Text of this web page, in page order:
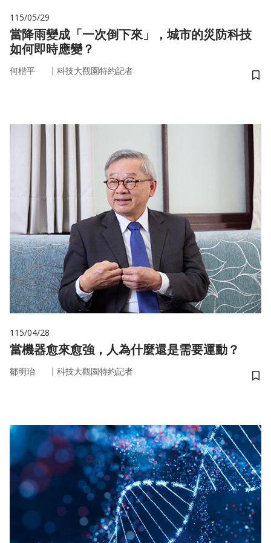
115/05/29
當降雨變成「一次倒下來」，城市的災防科技
如何即時應變？
何楷平 ｜ 科技大觀園特約記者
儲
115/04/28
當機器愈來愈強，人為什麼還是需要運動？
鄒明珆 ｜ 科技大觀園特約記者
儲